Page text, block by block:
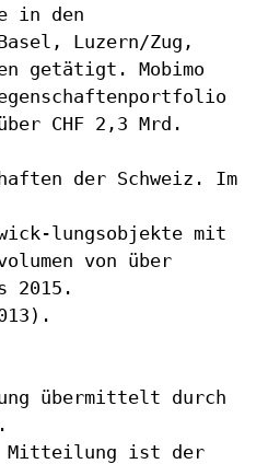
in den
Luzern/Zug,
getätigt. Mobimo
CHF 2,3 Mrd.
der Schweiz. Im
lungsobjekte mit
von über
2015.
übermittelt durch
Mitteilung ist der